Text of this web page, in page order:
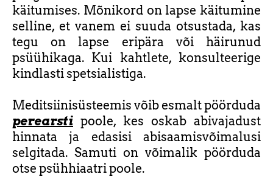
käitumises. Mõnikord on lapse käitumine
selline, et vanem ei suuda otsustada, kas
tegu on lapse eripära või häirunud
psüühikaga. Kui kahtlete, konsulteerige
kindlasti spetsialistiga.
Meditsiinisüsteemis võib esmalt pöörduda
perearsti poole, kes oskab abivajadust
hinnata ja edasisi abisaamisvõimalusi
selgitada. Samuti on võimalik pöörduda
otse psühhiaatri poole.